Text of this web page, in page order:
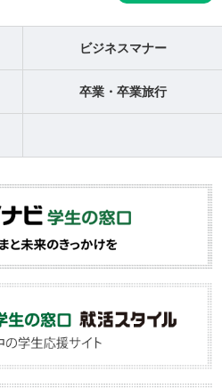
ビジネスマナー
卒業・卒業旅行